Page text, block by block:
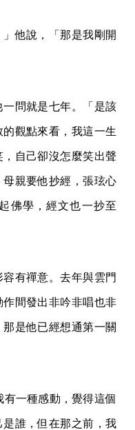
」他說，「那是我剛開
問就是七年。「是該
觀點來看，我這一生
自己卻沒怎麼笑出聲
親要他抄經，張玹心
佛學，經文也一抄至
有禪意。去年與雲門
間發出非吟非唱也非
是他已經想通第一關
有一種感動，覺得這個
誰，但在那之前，我